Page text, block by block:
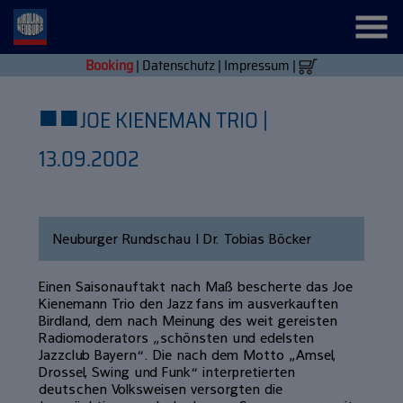
Booking| Datenschutz| Impressum |
■■JOE KIENEMAN TRIO |
13.09.2002
Neuburger Rundschau | Dr. Tobias Böcker
Einen Saisonauftakt nach Maß bescherte das Joe
Kienemann Trio den Jazzfans im ausverkauften
Birdland, dem nach Meinung des weit gereisten
Radiomoderators „schönsten und edelsten
Jazzclub Bayern“. Die nach dem Motto „Amsel,
Drossel, Swing und Funk“ interpretierten
deutschen Volksweisen versorgten die